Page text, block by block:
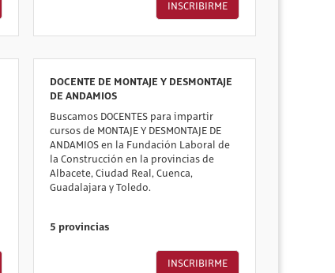
INSCRIBIRME
DOCENTE DE MONTAJE Y DESMONTAJE
DE ANDAMIOS
Buscamos DOCENTES para impartir
cursos de MONTAJE Y DESMONTAJE DE
ANDAMIOS en la Fundación Laboral de
la Construcción en la provincias de
Albacete, Ciudad Real, Cuenca,
Guadalajara y Toledo.
5 provincias
INSCRIBIRME